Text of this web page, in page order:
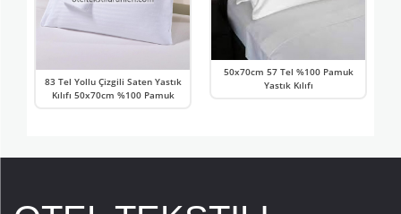
83 Tel Yollu Çizgili Saten Yastık
Kılıfı 50x70cm %100 Pamuk
50x70cm 57 Tel %100 Pamuk
Yastık Kılıfı